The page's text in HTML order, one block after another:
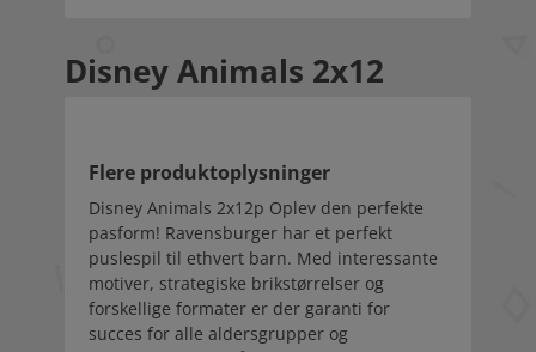
Disney Animals 2x12
Flere produktoplysninger
Disney Animals 2x12p Oplev den perfekte
pasform! Ravensburger har et perfekt
puslespil til ethvert barn. Med interessante
motiver, strategiske brikstørrelser og
forskellige formater er der garanti for
succes for alle aldersgrupper og